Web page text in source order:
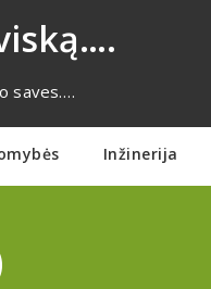
saves….
Inžinerija